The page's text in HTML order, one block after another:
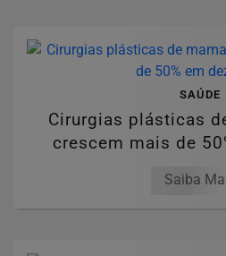
SAÚDE
Cirurgias plásticas
crescem mais de
Saiba